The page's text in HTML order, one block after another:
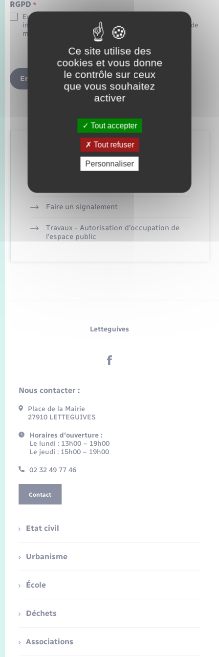
RGPD *
En soumettant ce formulaire, j’accepte que les
informations saisies soient exploitées dans le cadre de
ma demande d’informations.
Envoyer
Retrouvez aussi
Faire un signalement
Travaux - Autorisation d’occupation de
l’espace public
Letteguives
Nous contacter :
Place de la Mairie
27910 LETTEGUIVES
Horaires d'ouverture :
Le lundi : 13h00 – 19h00
Le jeudi : 15h00 – 19h00
02 32 49 77 46
Contact
Etat civil
Urbanisme
École
Déchets
Associations
Ce site utilise des
cookies et vous donne
le contrôle sur ceux
que vous souhaitez
activer
Tout accepter
Tout refuser
Personnaliser